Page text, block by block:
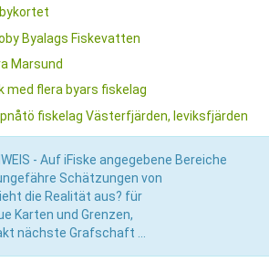
Byalags Fiskevatten
Marsund
med flera byars fiskelag
fiskelag Västerfjärden, leviksfjärden
- Auf iFiske angegebene Bereiche
Schätzungen von
die Realität aus? für
Karten und Grenzen,
nächste Grafschaft ...